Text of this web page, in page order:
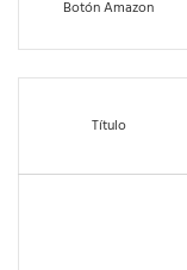
Botón Amazon
Título